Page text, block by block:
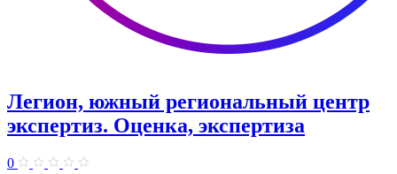
Легион, южный региональный центр
экспертиз. Оценка, экспертиза
0